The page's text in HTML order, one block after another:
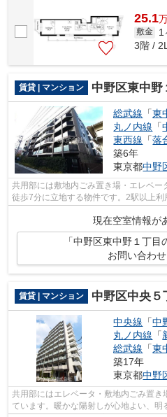
25.1
敷金 1
3階 /
賃貸 | マンション 中野区東中野
総武線 「東
丸ノ内線 「
東西線 「落
築6年
東京都中野
共用部には敷地内ごみ置き場・エレベ
徒歩7分に立地する物件です。2駅以上
現在空室情報が
「中野区東中野１丁
お問い合わ
賃貸 | マンション 中野区中央５
中央線 「中
丸ノ内線 「
総武線 「東
築17年
東京都中野
共用部にはエレベータ・敷地内ごみ置き
ています。暖かな陽射しが心地よい、